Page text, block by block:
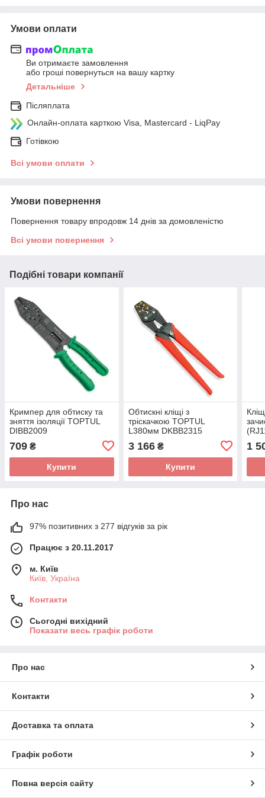
Умови оплати
Ви отримаєте замовлення
або гроші повернуться на вашу картку
Детальніше
Післяплата
Онлайн-оплата карткою Visa, Mastercard - LiqPay
Готівкою
Всі умови оплати
Умови повернення
Повернення товару впродовж 14 днів за домовленістю
Всі умови повернення
Подібні товари компанії
Кримпер для обтиску та
зняття ізоляції TOPTUL
DIBB2009
709 ₴
Купити
Обтискні кліщі з
тріскачкою TOPTUL
L380мм DKBB2315
3 166₴
Купити
1
Про нас
97% позитивних з 277 відгуків за рік
Працює з 20.11.2017
м. Київ
Київ, Україна
Контакти
Сьогодні вихідний
Показати весь графік роботи
Про нас
Контакти
Доставка та оплата
Графік роботи
Повна версія сайту